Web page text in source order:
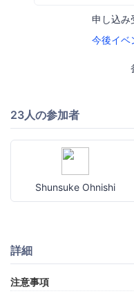
申し込み
今後イベ
23人の参加者
Shunsuke Ohnishi
詳細
注意事項